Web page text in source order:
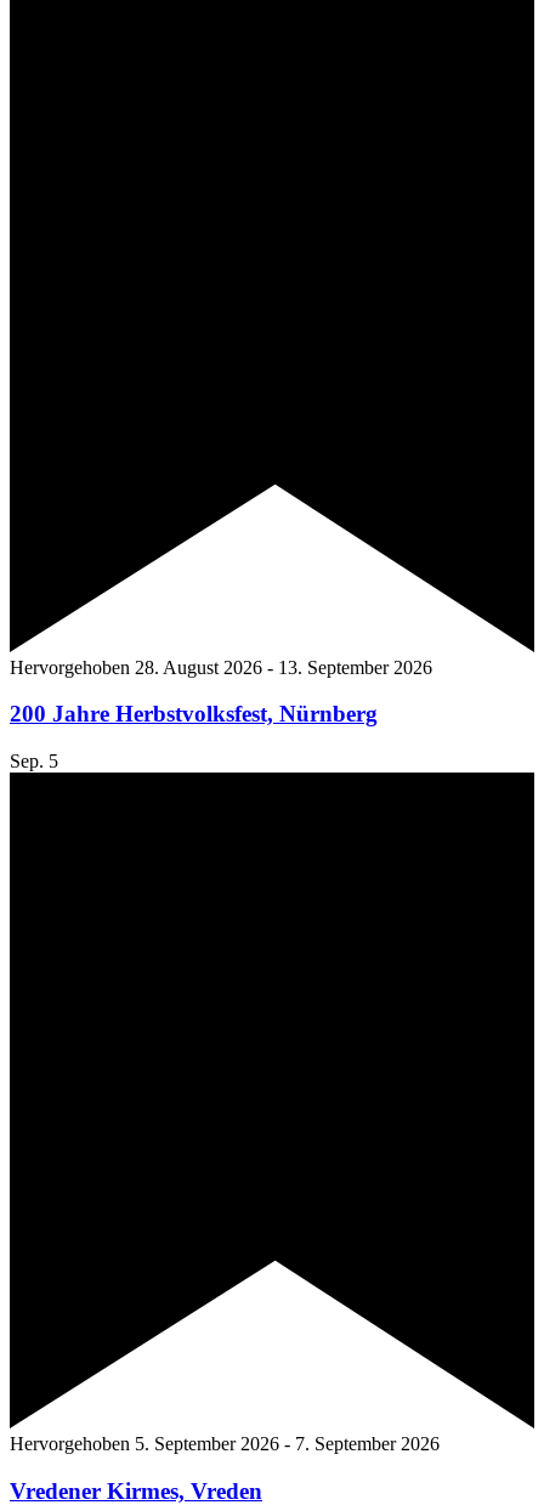
Hervorgehoben 28. August 2026 - 13. September 2026
200 Jahre Herbstvolksfest, Nürnberg
Sep. 5
Hervorgehoben 5. September 2026 - 7. September 2026
Vredener Kirmes, Vreden